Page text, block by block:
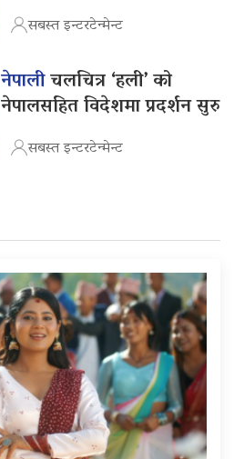
सबस्त इन्टरटेन्मेन्ट
नेपालीचलचित्र ‘हली’ को
नेपालसहित विदेशमा प्रदर्शन सुरु
सबस्त इन्टरटेन्मेन्ट